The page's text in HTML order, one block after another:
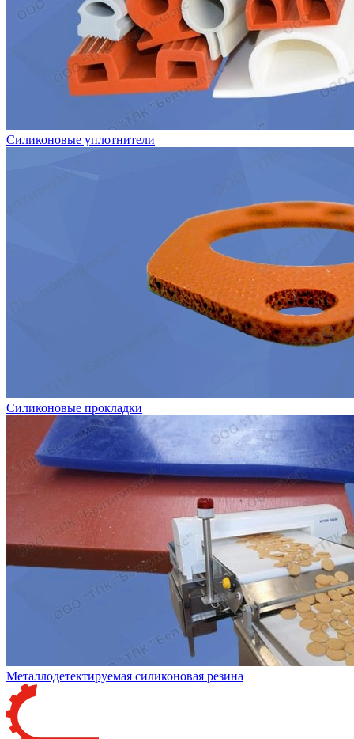
Силиконовые уплотнители
Силиконовые прокладки
Металлодетектируемая силиконовая резина